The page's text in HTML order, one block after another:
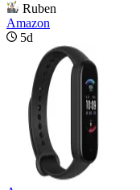
Ruben
Amazon
5d